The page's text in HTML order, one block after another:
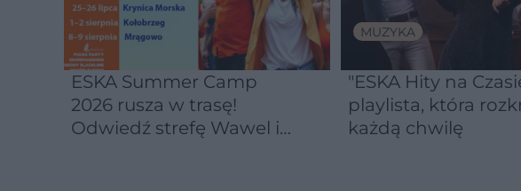
ESKA Summer Camp
2026 rusza w trasę!
Odwiedź strefę Wawel i
MUZYKA
"ESKA Hity na
playlista, która
każdą chwilę